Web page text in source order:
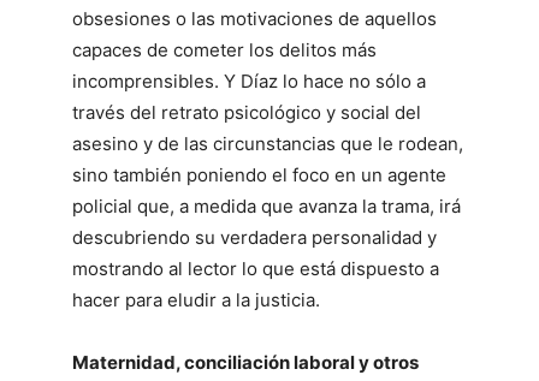
obsesiones o las motivaciones de aquellos
capaces de cometer los delitos más
incomprensibles. Y Díaz lo hace no sólo a
través del retrato psicológico y social del
asesino y de las circunstancias que le rodean,
sino también poniendo el foco en un agente
policial que, a medida que avanza la trama, irá
descubriendo su verdadera personalidad y
mostrando al lector lo que está dispuesto a
hacer para eludir a la justicia.
Maternidad, conciliación laboral y otros